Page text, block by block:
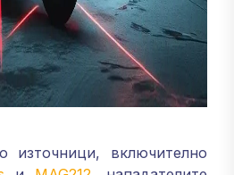
източници, включително